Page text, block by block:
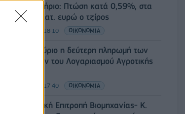
Χρηματιστήριο: Πτώση κατά 0,59%, στα
320,42 εκατ. ευρώ ο τζίρος
06/08/2026 - 18:10 ΟΙΚΟΝΟΜΙΑ
ΟΠΕΚΑ: Αύριο η δεύτερη πληρωμή των
δικαιούχων του Λογαριασμού Αγροτικής
06/08/2026 - 17:40 ΟΙΚΟΝΟΜΙΑ
Κυβερνητική Επιτροπή Βιομηχανίας- Κ.